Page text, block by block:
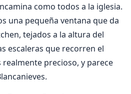
como todos a la iglesia.
una pequeña ventana que da
tejados a la altura del
escaleras que recorren el
realmente precioso, y parece